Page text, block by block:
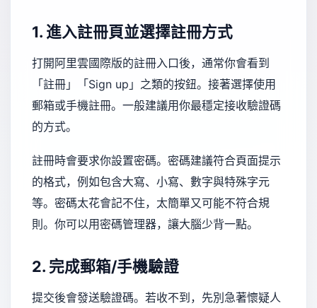
1. 進入註冊頁並選擇註冊方式
打開阿里雲國際版的註冊入口後，通常你會看到
「註冊」「Sign up」之類的按鈕。接著選擇使用
郵箱或手機註冊。一般建議用你最穩定接收驗證碼
的方式。
註冊時會要求你設置密碼。密碼建議符合頁面提示
的格式，例如包含大寫、小寫、數字與特殊字元
等。密碼太花會記不住，太簡單又可能不符合規
則。你可以用密碼管理器，讓大腦少背一點。
2. 完成郵箱/手機驗證
提交後會發送驗證碼。若收不到，先別急著懷疑人